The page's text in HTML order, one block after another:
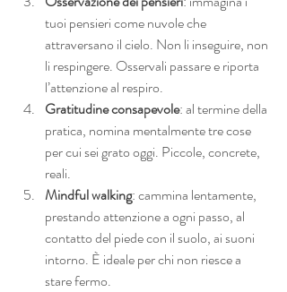
tuoi pensieri come nuvole che
attraversano il cielo. Non li inseguire, non
li respingere. Osservali passare e riporta
l’attenzione al respiro.
Gratitudine consapevole: al termine della
pratica, nomina mentalmente tre cose
per cui sei grato oggi. Piccole, concrete,
reali.
Mindful walking: cammina lentamente,
prestando attenzione a ogni passo, al
contatto del piede con il suolo, ai suoni
intorno. È ideale per chi non riesce a
stare fermo.